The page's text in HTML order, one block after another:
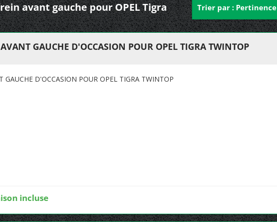
avant gauche pour OPEL Tigra
Trier par : Pertinence
GAUCHE D'OCCASION POUR OPEL TIGRA TWINTOP
GAUCHE D'OCCASION POUR OPEL TIGRA TWINTOP
incluse